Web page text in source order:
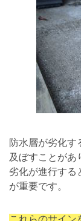
防水層が劣化す
及ぼすことがあ
劣化が進行する
が重要です。
これらのサイン